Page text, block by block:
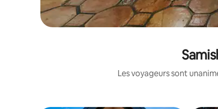
Les voyageurs sont